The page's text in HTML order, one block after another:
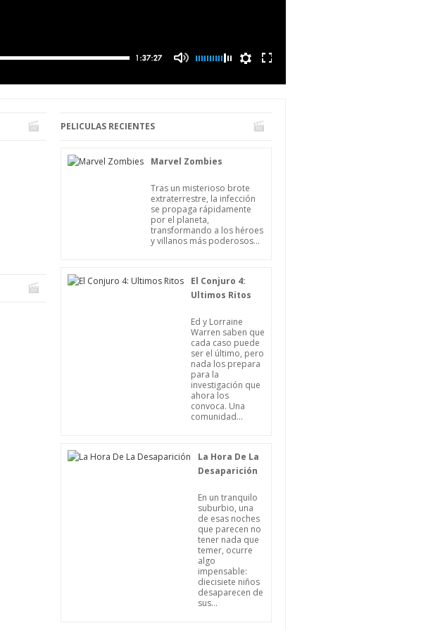
PELICULAS RECIENTES
Marvel Zombies
Tras un misterioso brote
extraterrestre, la infección
se propaga rápidamente
por el planeta,
transformando a los héroes
y villanos más poderosos...
El Conjuro 4:
Ultimos Ritos
Ed y Lorraine
Warren saben que
cada caso puede
ser el último, pero
nada los prepara
para la
investigación que
ahora los
convoca. Una
comunidad...
La Hora De La
Desaparición
En un tranquilo
suburbio, una
de esas noches
que parecen no
tener nada que
temer, ocurre
algo
impensable:
diecisiete niños
desaparecen de
sus...